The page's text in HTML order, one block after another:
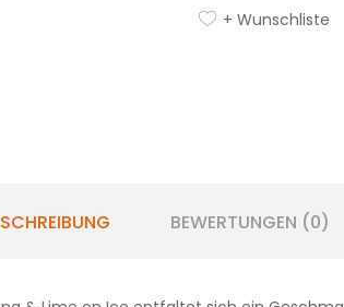
+ Wunschliste
BEWERTUNGEN (0)